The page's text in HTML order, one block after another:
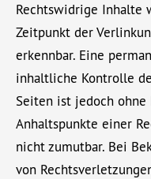
Rechtswidrige Inhalte
Zeitpunkt der
erkennbar. Eine
inhaltliche Kontrolle
Seiten ist jedoch ohne
Anhaltspunkte einer
nicht zumutbar. Bei
von